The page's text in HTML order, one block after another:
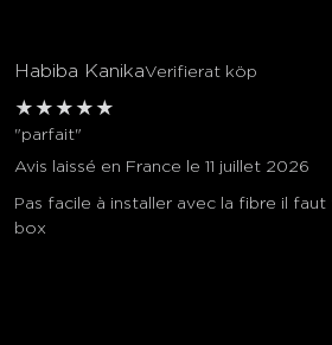
Habiba KanikaVerifierat köp
★ ★ ★ ★ ★
"parfait"
Avis laissé en France le 11 juillet 2026
Pas facile à installer avec la fibre il
box